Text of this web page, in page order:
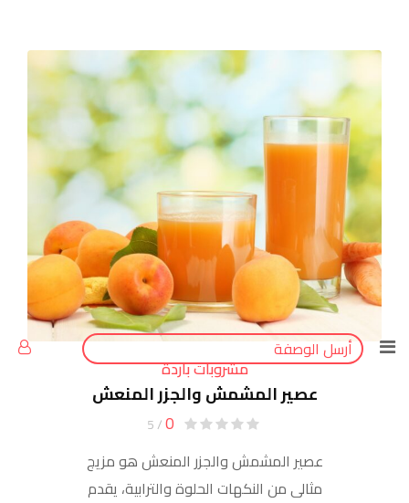
أرسل الوصفة
مشروبات باردة
عصير المشمش والجزر المنعش
0
/ 5
عصير المشمش والجزر المنعش هو مزيج
مثالي من النكهات الحلوة والترابية، يقدم